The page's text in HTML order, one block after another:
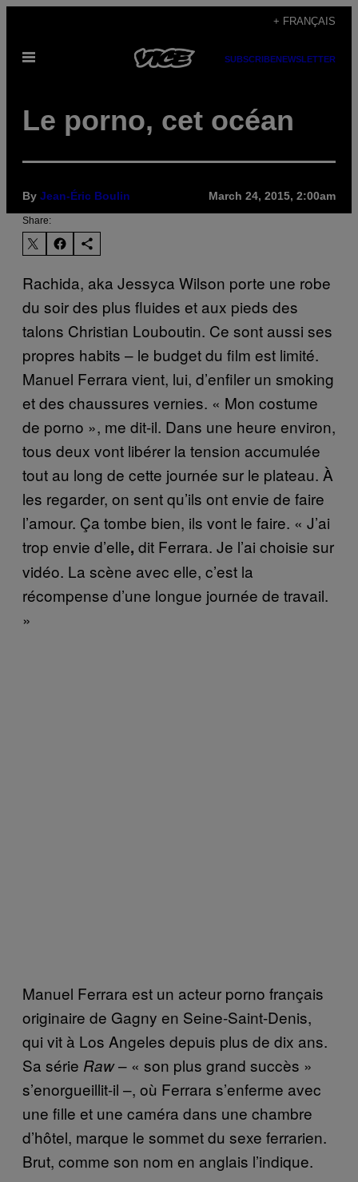
content
+ FRANÇAIS
Open
SUBSCRIBENEWSLETTER
Le porno, cet océan
By Jean-Éric Boulin March 24, 2015, 2:00am
Share:
Rachida, aka Jessyca Wilson porte une robe
du soir des plus fluides et aux pieds des
talons Christian Louboutin. Ce sont aussi ses
propres habits – le budget du film est limité.
Manuel Ferrara vient, lui, d’enfiler un smoking
et des chaussures vernies. « Mon costume
de porno », me dit-il. Dans une heure environ,
tous deux vont libérer la tension accumulée
tout au long de cette journée sur le plateau. À
les regarder, on sent qu’ils ont envie de faire
l’amour. Ça tombe bien, ils vont le faire. « J’ai
trop envie d’elle, dit Ferrara. Je l’ai choisie sur
vidéo. La scène avec elle, c’est la
récompense d’une longue journée de travail.
»
Manuel Ferrara est un acteur porno français
originaire de Gagny en Seine-Saint-Denis,
qui vit à Los Angeles depuis plus de dix ans.
Sa série Raw– « son plus grand succès »
s’enorgueillit-il –, où Ferrara s’enferme avec
une fille et une caméra dans une chambre
d’hôtel, marque le sommet du sexe ferrarien.
Brut, comme son nom en anglais l’indique.